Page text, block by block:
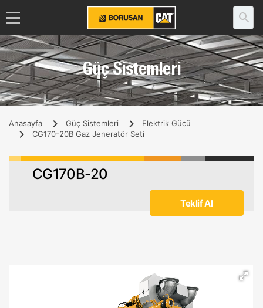
Güç Sistemleri
Anasayfa Güç Sistemleri
Elektrik Gücü
CG170-20B Gaz Jeneratör Seti
CG170B-20
Teklif Al